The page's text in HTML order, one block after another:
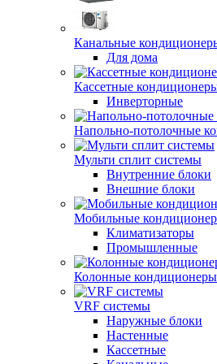
Канальные
Для дома
Кассетные
Инверторные
Напольно-потолочные
Мульти сплит системы
Внутренние блоки
Внешние блоки
Мобильные
Климатизаторы
Промышленные
Колонные кондиционеры
VRF системы
Наружные блоки
Настенные
Кассетные